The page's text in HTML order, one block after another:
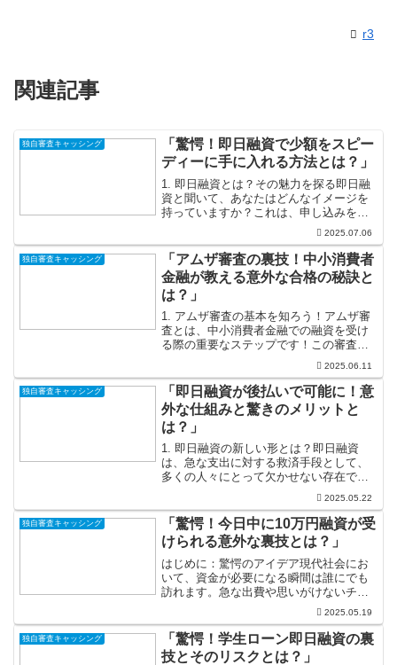
r3
関連記事
独自審査キャッシング
「驚愕！即日融資で少額をスピー
ディーに手に入れる方法とは？」
1. 即日融資とは？その魅力を探る即日融
資と聞いて、あなたはどんなイメージを
持っていますか？これは、申し込みをし
たその日にお金を手に入れることができ
る融資のことです。急な出費が必要な
時、即日融資はまさに救世主です。意外
な医療費や友人の結婚式...
2025.07.06
独自審査キャッシング
「アムザ審査の裏技！中小消費者
金融が教える意外な合格の秘訣と
は？」
1. アムザ審査の基本を知ろう！アムザ審
査とは、中小消費者金融での融資を受け
る際の重要なステップです！この審査
は、金融機関によって異なるプロセスを
経るものの、基本的には申し込み内容や
信用情報を基に、融資が可能かどうかが
判断されます。自分の信...
2025.06.11
独自審査キャッシング
「即日融資が後払いで可能に！意
外な仕組みと驚きのメリットと
は？」
1. 即日融資の新しい形とは？即日融資
は、急な支出に対する救済手段として、
多くの人々にとって欠かせない存在で
す。しかし、従来の即日融資には「借り
たらすぐに返さなければならない」とい
う緊張感が伴い、少しプレッシャーを感
じる方も多いのではないで...
2025.05.22
独自審査キャッシング
「驚愕！今日中に10万円融資が受
けられる意外な裏技とは？」
はじめに：驚愕のアイデア現代社会にお
いて、資金が必要になる瞬間は誰にでも
訪れます。急な出費や思いがけないチャ
ンス、例えば自分の夢を追いかけるため
の資金が必要なときなど、どうしてもお
金が必要になってしまうことも多いでし
ょう。そんな時に「今日中...
2025.05.19
独自審査キャッシング
「驚愕！学生ローン即日融資の裏
技とそのリスクとは？」